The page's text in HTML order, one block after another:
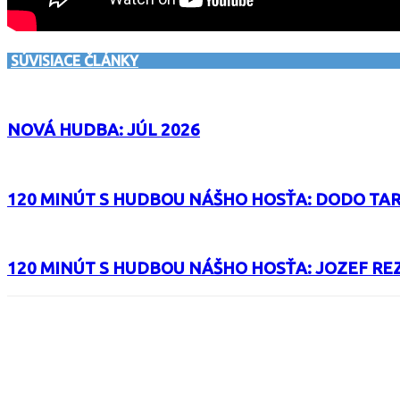
SÚVISIACE ČLÁNKY
NOVÁ HUDBA: JÚL 2026
120 MINÚT S HUDBOU NÁŠHO HOSŤA: DODO
120 MINÚT S HUDBOU NÁŠHO HOSŤA: JOZEF